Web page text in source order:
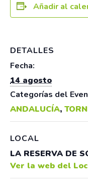
Añadir al
DETALLES
Fecha:
14 agosto
Categorías del
ANDALUCÍA,
LOCAL
LA RESERVA DE
Ver la web del